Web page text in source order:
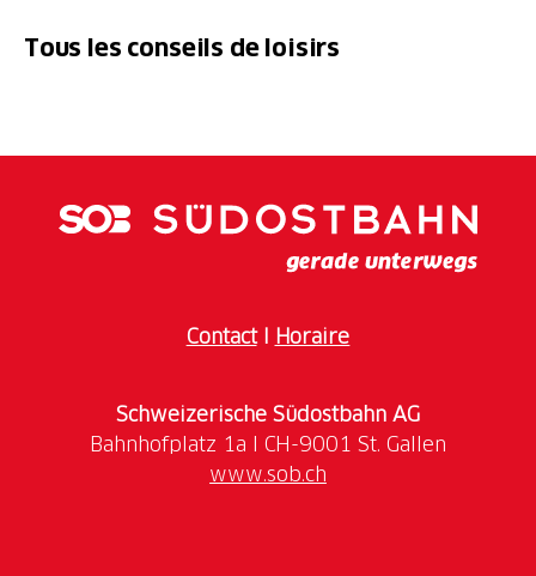
Tous les conseils de loisirs
ContactI Horaire
Schweizerische Südostbahn AG
www.sob.ch